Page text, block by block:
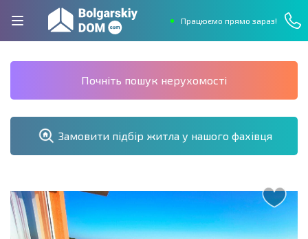
Працюємо прямо зараз!
Почніть пошук нерухомості
Замовити підбір житла у нашого фахівця